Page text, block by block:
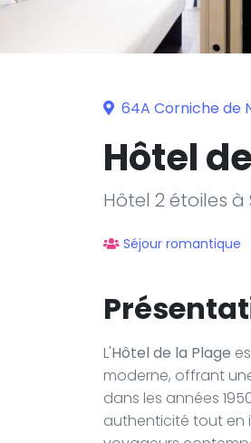
64A Corniche de
Hôtel
Hôtel 2 étoiles à
Séjour romantique
L'Hôtel de la Plage
moderne, offrant
dans les années
authenticité tout en